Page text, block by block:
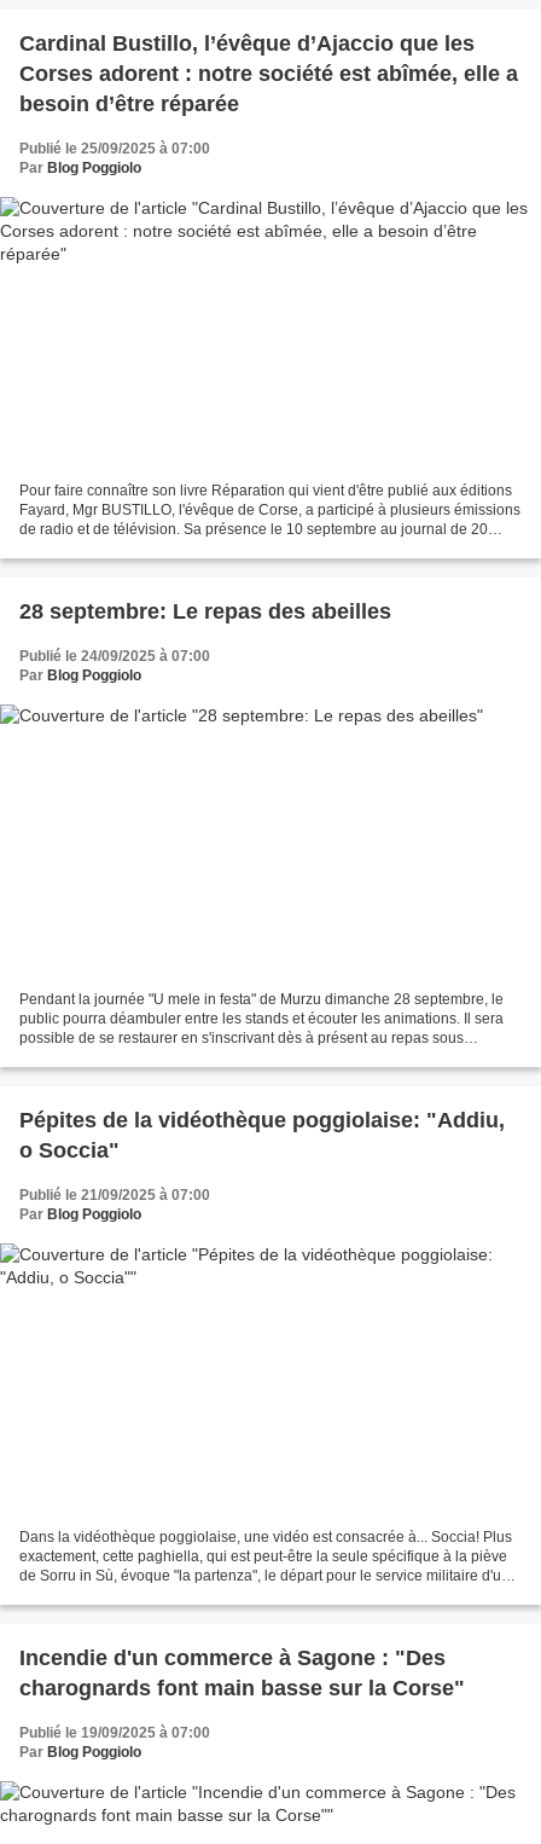
Cardinal Bustillo, l’évêque d’Ajaccio que les
Corses adorent : notre société est abîmée, elle a
besoin d’être réparée
Publié le 25/09/2025 à 07:00
Par Blog Poggiolo
Pour faire connaître son livre Réparation qui vient d'être publié aux éditions
Fayard, Mgr BUSTILLO, l'évêque de Corse, a participé à plusieurs émissions
de radio et de télévision. Sa présence le 10 septembre au journal de 20
28 septembre: Le repas des abeilles
Publié le 24/09/2025 à 07:00
Par Blog Poggiolo
Pendant la journée "U mele in festa" de Murzu dimanche 28 septembre, le
public pourra déambuler entre les stands et écouter les animations. Il sera
possible de se restaurer en s'inscrivant dès à présent au repas sous
Pépites de la vidéothèque poggiolaise: "Addiu,
o Soccia"
Publié le 21/09/2025 à 07:00
Par Blog Poggiolo
Dans la vidéothèque poggiolaise, une vidéo est consacrée à... Soccia! Plus
exactement, cette paghiella, qui est peut-être la seule spécifique à la piève
de Sorru in Sù, évoque "la partenza", le départ pour le service militaire d'un
Incendie d'un commerce à Sagone : "Des
charognards font main basse sur la Corse"
Publié le 19/09/2025 à 07:00
Par Blog Poggiolo